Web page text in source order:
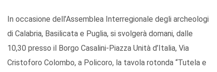
In occasione dell’Assemblea Interregionale degli archeologi
di Calabria, Basilicata e Puglia, si svolgerà domani, dalle
10,30 presso il Borgo Casalini-Piazza Unità d’Italia, Via
Cristoforo Colombo, a Policoro, la tavola rotonda “Tutela e